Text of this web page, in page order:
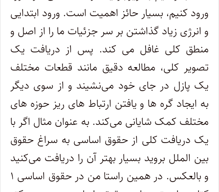
ورود کنیم، بسیار حائز اهمیت است. ورود ابتدایی
و انرژی زیاد گذاشتن بر سر جزئیات ما را از اصل و
منطق کلی غافل می کند. پس از دریافت یک
تصویر کلی، مطالعه دقیق مانند قطعات مختلف
یک پازل در جای خود می‌نشیند و از سوی دیگر
به ایجاد گره ها و یافتن ارتباط های ریز حوزه های
مختلف کمک شایانی می‌کند. به عنوان مثال اگر با
یک دریافت کلی از حقوق اساسی به سراغ حقوق
بین الملل بروید بسیار بهتر آن را دریافت می‌کنید
و بالعکس. در همین راستا من در حقوق اساسی ۱